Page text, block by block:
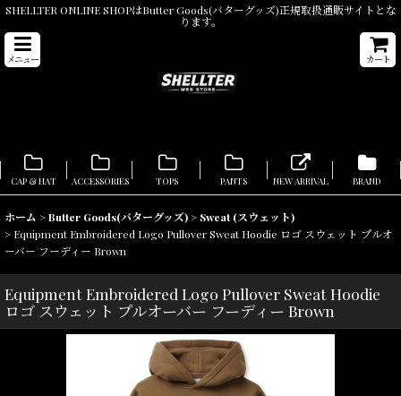
SHELLTER ONLINE SHOPはButter Goods(バターグッズ)正規取扱通販サイトとな
ります。
メニュー カート
CAP & HAT ACCESSORIES TOPS PANTS NEW ARRIVAL BRAND
ホーム >Butter Goods(バターグッズ) > Sweat (スウェット)
> Equipment Embroidered Logo Pullover Sweat Hoodie ロゴ スウェット プルオ
ーバー フーディー Brown
Equipment Embroidered Logo Pullover Sweat Hoodie
ロゴ スウェット プルオーバー フーディー Brown